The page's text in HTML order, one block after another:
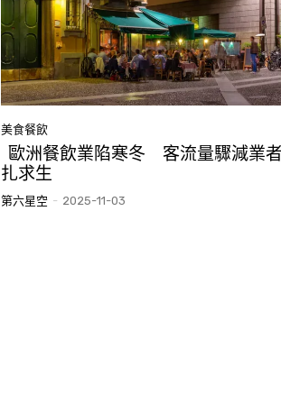
美食餐飲
歐洲餐飲業陷寒冬 客流量驟減業
扎求生
第六星空 - 2025-11-03